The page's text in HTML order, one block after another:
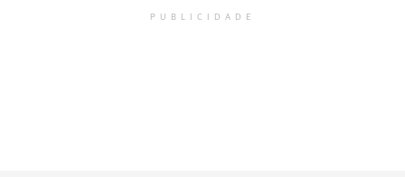
PUBLICIDADE